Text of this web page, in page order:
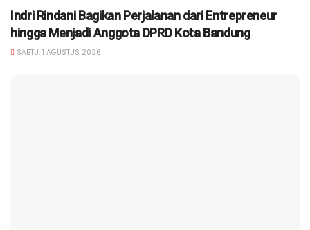
Indri Rindani Bagikan Perjalanan dari Entrepreneur
hingga Menjadi Anggota DPRD Kota Bandung
SABTU, 1 AGUSTUS 2026